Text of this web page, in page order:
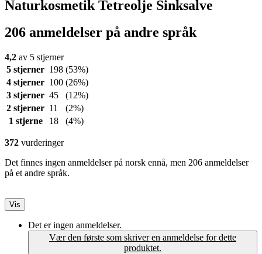
Naturkosmetik Tetreolje Sinksalve
206 anmeldelser på andre språk
4,2 av 5 stjerner
5 stjerner 198 (53%)
4 stjerner 100 (26%)
3 stjerner 45
(12%)
2 stjerner 11
(2%)
1 stjerne
18 (4%)
372 vurderinger
Det finnes ingen anmeldelser på norsk ennå, men 206 anmeldelser
på et andre språk.
Vis
Det er ingen anmeldelser.
Vær den første som skriver en anmeldelse for dette
produktet.